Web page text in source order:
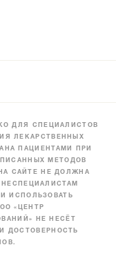
ДЛЯ СПЕЦИАЛИСТОВ
ЛЕКАРСТВЕННЫХ
ПАЦИЕНТАМИ ПРИ
МЕТОДОВ
САЙТЕ НЕ ДОЛЖНА
ИСПОЛЬЗОВАТЬ
«ЦЕНТР
НЕ НЕСЁТ
ДОСТОВЕРНОСТЬ